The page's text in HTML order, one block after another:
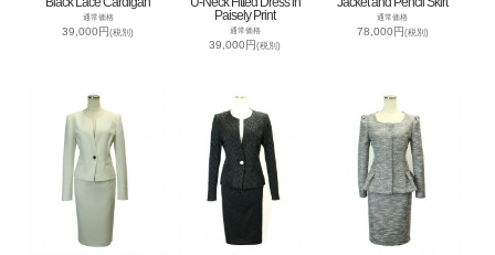
通常価格
39,000円(税別)
Paisely Print
通常価格
39,000円(税別)
通常価格
78,000円(税別)